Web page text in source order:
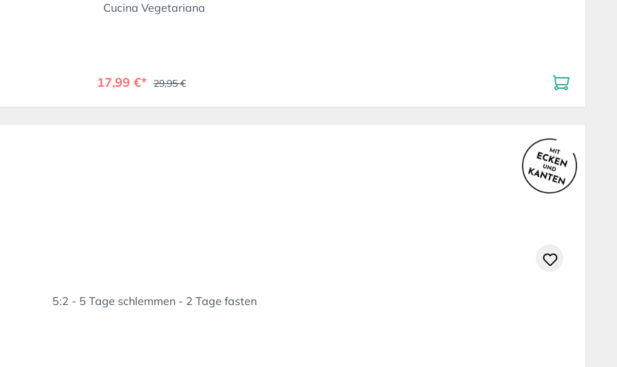
Cucina Vegetariana
17,99 €* 29,95 €
5:2 - 5 Tage schlemmen - 2 Tage fasten